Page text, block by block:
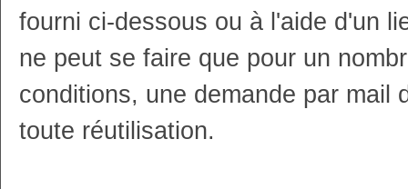
fourni ci-dessous ou à l'aide d'un
ne peut se faire que pour un
conditions, une demande par mail
toute réutilisation.